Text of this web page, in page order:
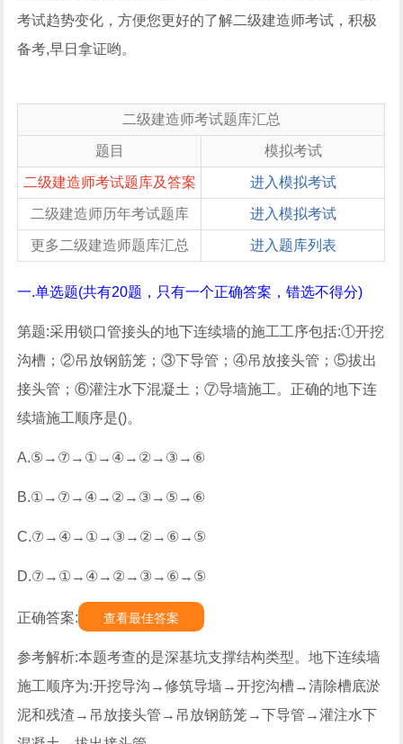
考试趋势变化，方便您更好的了解二级建造师考试，积极
备考,早日拿证哟。
二级建造师考试题库汇总
题目 模拟考试
二级建造师考试题库及答案 进入模拟考试
二级建造师历年考试题库 进入模拟考试
更多二级建造师题库汇总 进入题库列表
一.单选题(共有20题，只有一个正确答案，错选不得分)
第题:采用锁口管接头的地下连续墙的施工工序包括:①开挖
沟槽；②吊放钢筋笼；③下导管；④吊放接头管；⑤拔出
接头管；⑥灌注水下混凝土；⑦导墙施工。正确的地下连
续墙施工顺序是()。
A.⑤→⑦→①→④→②→③→⑥
B.①→⑦→④→②→③→⑤→⑥
C.⑦→④→①→③→②→⑥→⑤
D.⑦→①→④→②→③→⑥→⑤
正确答案: 查看最佳答案
参考解析:本题考查的是深基坑支撑结构类型。地下连续墙
施工顺序为:开挖导沟→修筑导墙→开挖沟槽→清除槽底淤
泥和残渣→吊放接头管→吊放钢筋笼→下导管→灌注水下